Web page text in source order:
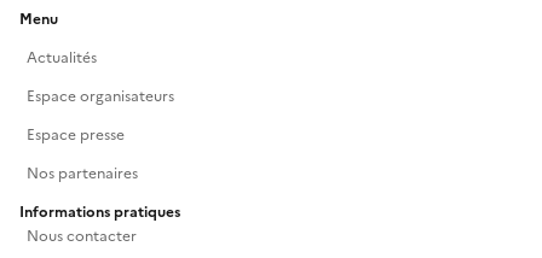
Menu
Actualités
Espace organisateurs
Espace presse
Nos partenaires
Informations pratiques
Nous contacter